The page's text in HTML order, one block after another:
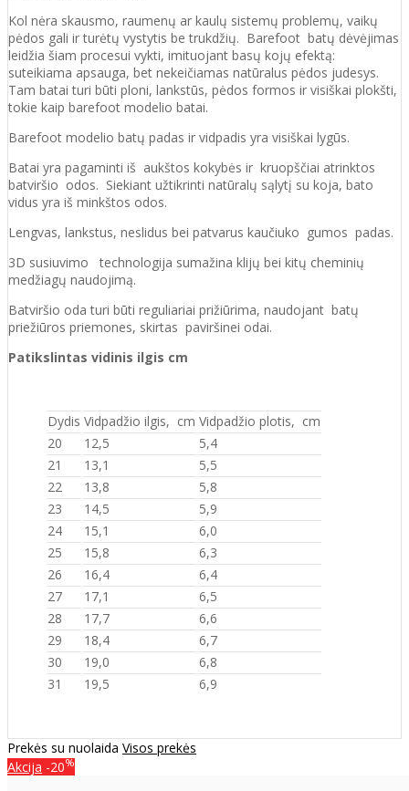
Kol nėra skausmo, raumenų ar kaulų sistemų problemų, vaikų
pėdos gali ir turėtų vystytis be trukdžių. Barefoot batų dėvėjimas
leidžia šiam procesui vykti, imituojant basų kojų efektą:
suteikiama apsauga, bet nekeičiamas natūralus pėdos judesys.
Tam batai turi būti ploni, lankstūs, pėdos formos ir visiškai plokšti,
tokie kaip barefoot modelio batai.
Barefoot modelio batų padas ir vidpadis yra visiškai lygūs.
Batai yra pagaminti iš aukštos kokybės ir kruopščiai atrinktos
batviršio odos. Siekiant užtikrinti natūralų sąlytį su koja, bato
vidus yra iš minkštos odos.
Lengvas, lankstus, neslidus bei patvarus kaučiuko gumos padas.
3D susiuvimo technologija sumažina klijų bei kitų cheminių
medžiagų naudojimą.
Batviršio oda turi būti reguliariai prižiūrima, naudojant batų
priežiūros priemones, skirtas paviršinei odai.
Patikslintas vidinis ilgis cm
Dydis Vidpadžio ilgis, cm Vidpadžio plotis, cm
20
12,5
5,4
21
13,1
5,5
22
13,8
5,8
23
14,5
5,9
24
15,1
6,0
25
15,8
6,3
26
16,4
6,4
27
17,1
6,5
28
17,7
6,6
29
18,4
6,7
30
19,0
6,8
31
19,5 6,9
Prekės su nuolaida Visos prekės
Akcija -20%